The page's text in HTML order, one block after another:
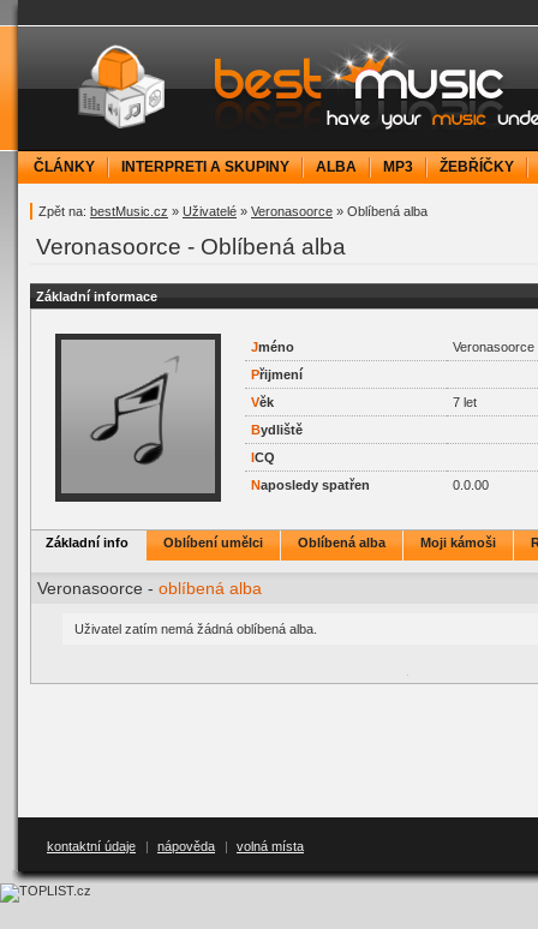
bestMusic.cz - Have your music under
ČLÁNKY INTERPRETI A SKUPINY ALBA MP3 ŽEBŘÍČKY
Zpět na: bestMusic.cz » Uživatelé » Veronasoorce » Oblíbená alba
Veronasoorce - Oblíbená alba
Základní informace
Jméno
Veronasoorce
Přijmení
Věk
7 let
Bydliště
ICQ
Naposledy spatřen 0.0.00
Základní info Oblíbení umělci Oblíbená alba Moji kámoši
Veronasoorce - oblíbená alba
Uživatel zatím nemá žádná oblíbená alba.
kontaktní údaje | nápověda | volná místa